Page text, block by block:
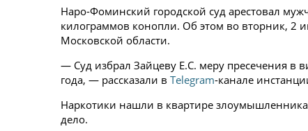
Наро-Фоминский городской суд арестовал
килограммов конопли. Об этом во вторник, 2
Московской области.
— Суд избрал Зайцеву Е.С. меру пресечения в
года, — рассказали в Telegram-канале
Наркотики нашли в квартире
дело.